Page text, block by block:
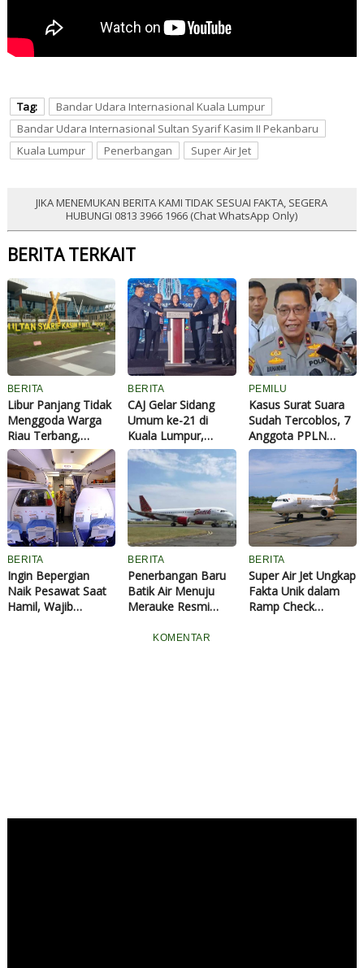
Tag:
Bandar Udara Internasional Kuala Lumpur
Bandar Udara Internasional Sultan Syarif Kasim II Pekanbaru
Kuala Lumpur
Penerbangan Super Air Jet
JIKA MENEMUKAN BERITA KAMI TIDAK SESUAI FAKTA, SEGERA
HUBUNGI 0813 3966 1966 (Chat WhatsApp Only)
BERITA TERKAIT
BERITA
Libur Panjang Tidak
Menggoda Warga
Riau Terbang,
Bandara SSK II
Terpantau Lengang
BERITA
CAJ Gelar Sidang
Umum ke-21 di
Kuala Lumpur,
Tegaskan
Solidaritas Jurnalis
ASEAN
PEMILU
Kasus Surat Suara
Sudah Tercoblos, 7
Anggota PPLN
Kuala Lumpur
Ditetapkan
BERITA
Ingin Bepergian
Naik Pesawat Saat
Hamil, Wajib
BERITA
Penerbangan Baru
Batik Air Menuju
Merauke Resmi
Jadwalnya!
BERITA
Super Air Jet Ungkap
Fakta Unik dalam
Ramp Check
KOMENTAR